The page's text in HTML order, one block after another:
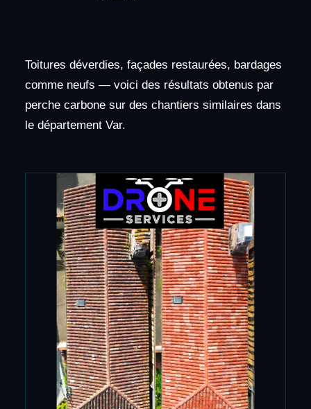
Toitures déverdies, façades restaurées, bardages
comme neufs — voici des résultats obtenus par
perche carbone sur des chantiers similaires dans
le département Var.